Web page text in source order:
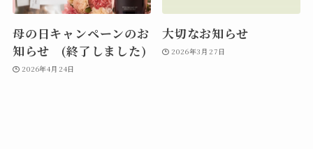
母の日キャンペーンのお
知らせ (終了しました)
2026年4月24日
大切なお知らせ
2026年3月27日